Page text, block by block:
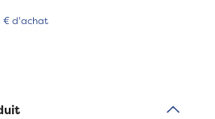
€ d'achat